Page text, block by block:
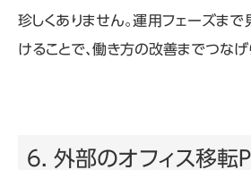
珍しくありません。運用フェーズま
けることで、働き方の改善までつなげ
6. 外部のオフィス移転